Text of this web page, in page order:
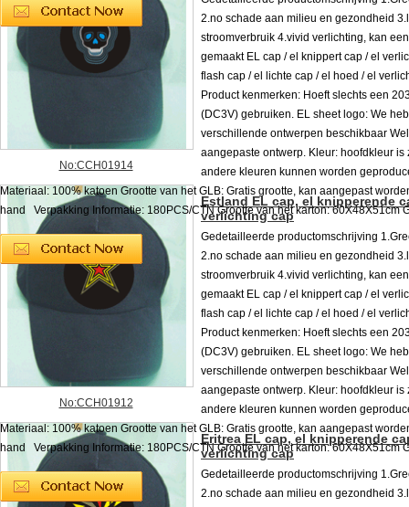
No:CCH01914
2.no schade aan milieu en gezondheid
stroomverbruik 4.vivid verlichting, kan
gemaakt EL cap / el knippert cap / el
flash cap / el lichte cap / el hoed / el
Product kenmerken: Hoeft slechts een
(DC3V) gebruiken. EL sheet logo: We
verschillende ontwerpen beschikbaar
aangepaste ontwerp. Kleur: hoofdkleur is
andere kleuren kunnen worden
Materiaal: 100% katoen Grootte van het GLB: Gratis grootte, kan aangepast
hand Verpakking Informatie: 180PCS/CTN Grootte van het karton: 60X48X51cm
No:CCH01912
Estland EL cap, el knipperende
verlichting cap
Gedetailleerde productomschrijving
2.no schade aan milieu en gezondheid
stroomverbruik 4.vivid verlichting, kan
gemaakt EL cap / el knippert cap / el
flash cap / el lichte cap / el hoed / el
Product kenmerken: Hoeft slechts een
(DC3V) gebruiken. EL sheet logo: We
verschillende ontwerpen beschikbaar
aangepaste ontwerp. Kleur: hoofdkleur is
andere kleuren kunnen worden
Materiaal: 100% katoen Grootte van het GLB: Gratis grootte, kan aangepast
hand Verpakking Informatie: 180PCS/CTN Grootte van het karton: 60X48X51cm
Eritrea EL cap, el knipperende
verlichting cap
Gedetailleerde productomschrijving
2.no schade aan milieu en gezondheid